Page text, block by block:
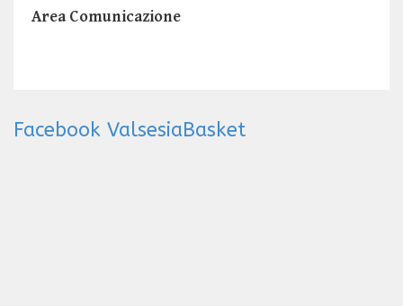
Area Comunicazione
Facebook ValsesiaBasket